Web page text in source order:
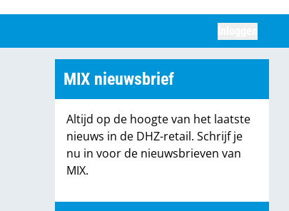
MIX nieuwsbrief
Altijd op de hoogte van het laatste
nieuws in de DHZ-retail. Schrijf je
nu in voor de nieuwsbrieven van
MIX.